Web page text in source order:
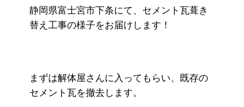
静岡県富士宮市下条にて、セメント瓦葺き
替え工事の様子をお届けします！
まずは解体屋さんに入ってもらい、既存の
セメント瓦を撤去します。